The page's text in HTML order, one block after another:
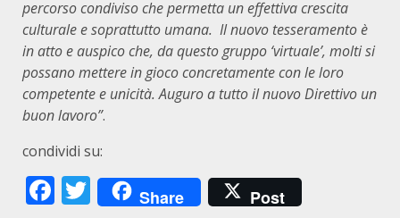
percorso condiviso che permetta un effettiva crescita
culturale e soprattutto umana. Il nuovo tesseramento è
in atto e auspico che, da questo gruppo ‘virtuale’, molti si
possano mettere in gioco concretamente con le loro
competente e unicità. Auguro a tutto il nuovo Direttivo un
buon lavoro”.
condividi su:
Facebook
Twitter
Share Post